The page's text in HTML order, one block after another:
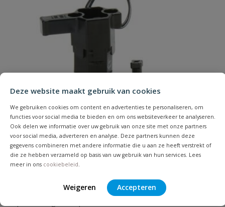
Deze website maakt gebruik van cookies
We gebruiken cookies om content en advertenties te personaliseren, om
functies voor social media te bieden en om ons websiteverkeer te analyseren.
Ook delen we informatie over uw gebruik van onze site met onze partners
voor social media, adverteren en analyse. Deze partners kunnen deze
gegevens combineren met andere informatie die u aan ze heeft verstrekt of
die ze hebben verzameld op basis van uw gebruik van hun services. Lees
meer in ons cookiebeleid
Weigeren Accepteren
Samenvatting
Beoordeling
Beoordeling versturen
Rain Bird magneetklep 100 DV